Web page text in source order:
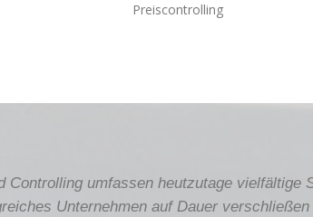
Preiscontrolling
Controlling umfassen heutzutage
Unternehmen auf Dauer verschließen